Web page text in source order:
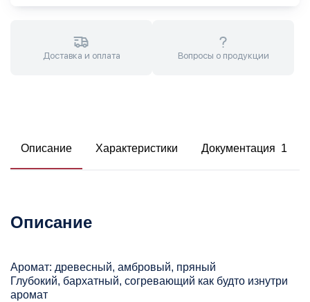
Доставка и оплата Вопросы о продукции
Описание Характеристики Документация 1
Описание
Аромат: древесный, амбровый, пряный
Глубокий, бархатный, согревающий как будто изнутри
аромат